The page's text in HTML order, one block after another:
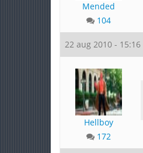
Mended
104
22 aug 2010 - 15:16
Hellboy
172